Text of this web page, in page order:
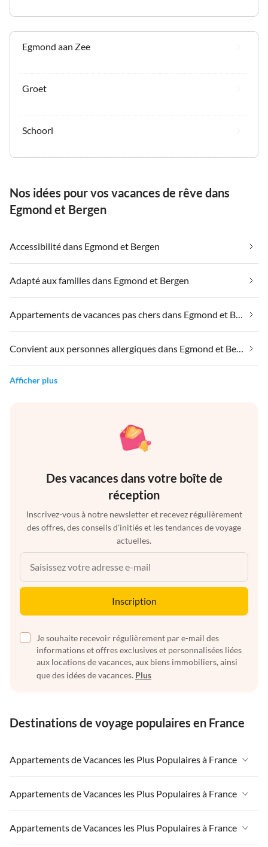
Egmond aan Zee
Groet
Schoorl
Nos idées pour vos vacances de rêve dans
Egmond et Bergen
Accessibilité dans Egmond et Bergen
Adapté aux familles dans Egmond et Bergen
Appartements de vacances pas chers dans Egmond et Bergen
Convient aux personnes allergiques dans Egmond et Bergen
Afficher plus
Des vacances dans votre boîte de
réception
Inscrivez-vous à notre newsletter et recevez régulièrement
des offres, des conseils d'initiés et les tendances de voyage
actuelles.
Inscription
Je souhaite recevoir régulièrement par e-mail des
informations et offres exclusives et personnalisées liées
aux locations de vacances, aux biens immobiliers, ainsi
que des idées de vacances. Plus
Destinations de voyage populaires en France
Appartements de Vacances les Plus Populaires à France
Appartements de Vacances à France
Appartements de Vacances à Paris-Ile de France
Appartements de Vacances à Paris
Appartements de Vacances les Plus Populaires à France
Appartements de Vacances à France
Appartements de Vacances les Plus Populaires à France